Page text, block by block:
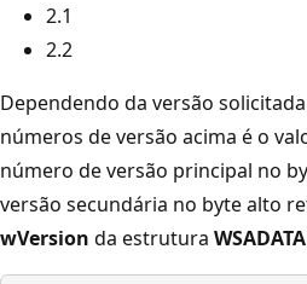
2.1
2.2
Dependendo da versão
números de versão acima é o
número de versão principal no
versão secundária no byte alto
wVersion da estrutura WSADATA